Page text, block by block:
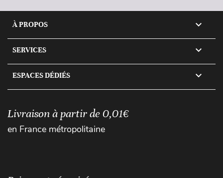
À PROPOS 
SERVICES 
ESPACES DÉDIÉS 
Livraison à partir de 0,01€
en France métropolitaine